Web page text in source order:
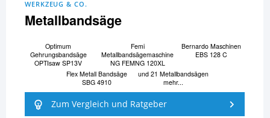
WERKZEUG & CO.
Metallbandsäge
Optimum
Gehrungsbandsäge
OPTIsaw SP13V
Femi
Metallbandsägemaschine
NG FEMNG 120XL
Bernardo Maschinen
EBS 128 C
Flex Metall Bandsäge
SBG 4910
und 21 Metallbandsägen
mehr...
Zum Vergleich und Ratgeber